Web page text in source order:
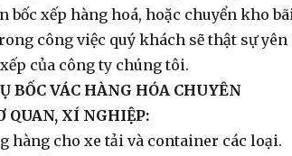
bốc xếp hàng hoá, hoặc chuyển kho
công việc quý khách sẽ thật sự yên
của công ty chúng tôi.
BỐC VÁC HÀNG HÓA CHUYÊN
QUAN, XÍ NGHIỆP:
hàng cho xe tải và container các loại.